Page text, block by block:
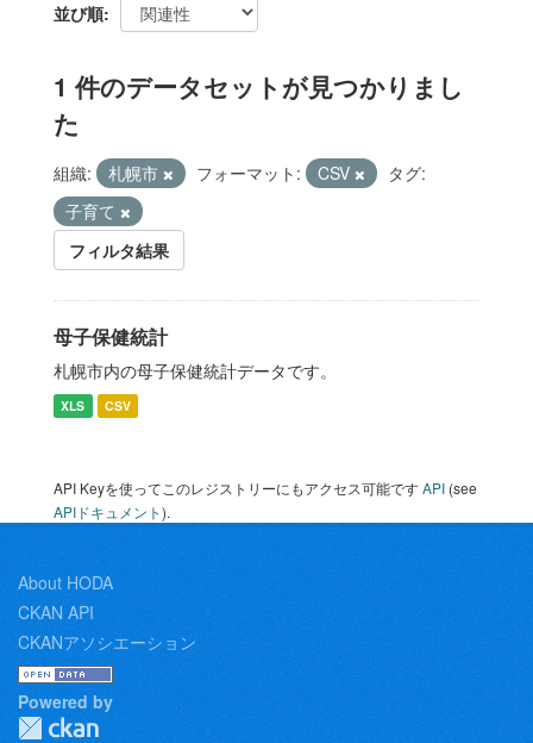
並び順
1 件のデータセットが見つかりまし
た
組織: 札幌市 フォーマット: CSV
タグ:
子育て
フィルタ結果
母子保健統計
札幌市内の母子保健統計データです。
XLS CSV
API Keyを使ってこのレジストリーにもアクセス可能ですAPI (see
APIドキュメント).
About HODA
CKAN API
CKANアソシエーション
Powered by